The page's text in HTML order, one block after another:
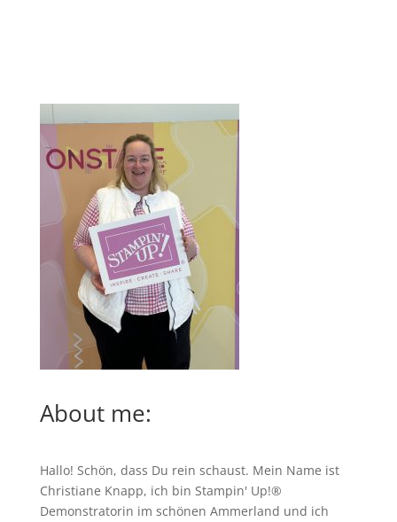
About me:
Hallo! Schön, dass Du rein schaust. Mein Name ist
Christiane Knapp, ich bin Stampin' Up!®
Demonstratorin im schönen Ammerland und ich